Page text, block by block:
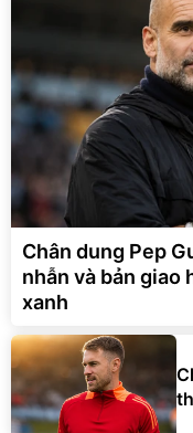
Chân dung Pep
nhẫn và bản giao
xanh